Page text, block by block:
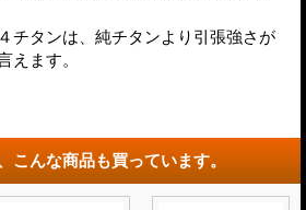
チタンは、純チタンより引張強さが
えます。
こんな商品も買っています。